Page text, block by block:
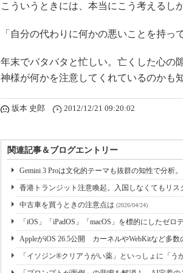
こういうときには、本当にこう考えるし
「自分の代わりに何かの悪いことを持っ
年末でバタバタと忙しい。亡くした心の
神様が何かを注意してくれているのかも
坂本 史郎 2012/12/21 09:20:02
関連記事＆ブログエントリー
Gemini 3 Proは文化的テーマも抜群の知性で分析
香港トランジット注意喚起。入国しなくてもリス
中古車を買うときの注意点は (2026/04/24)
「iOS」「iPadOS」「macOS」を標的にしたゼ
AppleがiOS 26.5公開 カーネルやWebKitなど多数
「イソジン®クリアうがい薬」といっしょに「う